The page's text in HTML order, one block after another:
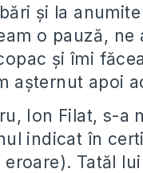
și la
o pauză, ne
și îmi
așternut apoi
Ion Filat, s-a
indicat în
Tatăl